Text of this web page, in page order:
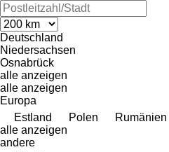
Deutschland
Niedersachsen
Osnabrück
alle anzeigen
alle anzeigen
Europa
Estland
Polen
Rumänien
alle anzeigen
andere